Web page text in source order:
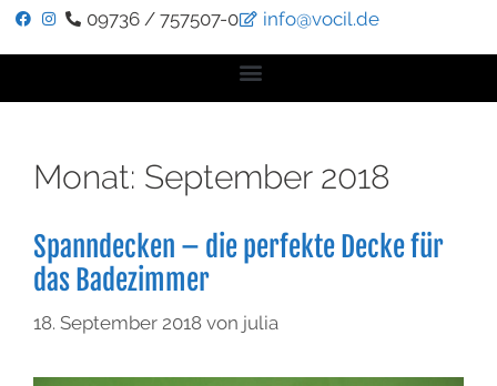
09736 / 757507-0 info@vocil.de
Monat: September 2018
Spanndecken – die perfekte Decke für
das Badezimmer
18. September 2018 von julia